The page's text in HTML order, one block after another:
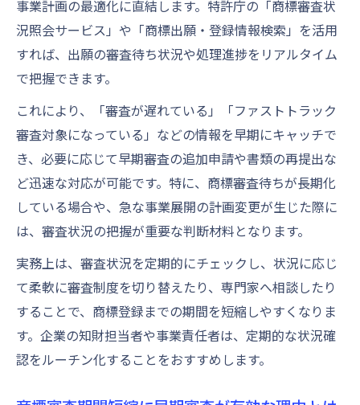
事業計画の最適化に直結します。特許庁の「商標審査状
況照会サービス」や「商標出願・登録情報検索」を活用
すれば、出願の審査待ち状況や処理進捗をリアルタイム
で把握できます。
これにより、「審査が遅れている」「ファストトラック
審査対象になっている」などの情報を早期にキャッチで
き、必要に応じて早期審査の追加申請や書類の再提出な
ど迅速な対応が可能です。特に、商標審査待ちが長期化
している場合や、急な事業展開の計画変更が生じた際に
は、審査状況の把握が重要な判断材料となります。
実務上は、審査状況を定期的にチェックし、状況に応じ
て柔軟に審査制度を切り替えたり、専門家へ相談したり
することで、商標登録までの期間を短縮しやすくなりま
す。企業の知財担当者や事業責任者は、定期的な状況確
認をルーチン化することをおすすめします。